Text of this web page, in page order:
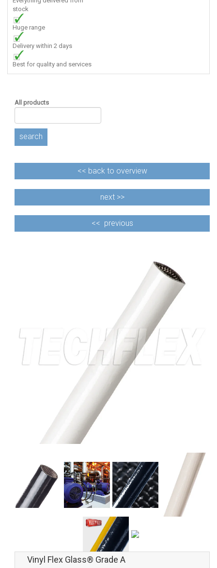
stock
Huge range
Delivery within 2 days
Best for quality and services
All products
search
<< back to overview
next >>
<< previous
Vinyl Flex Glass® Grade A